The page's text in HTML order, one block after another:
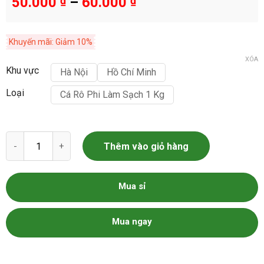
Khuyến mãi: Giảm 10%
Khu vực Hà Nội
Hồ Chí Minh
Loại
Cá Rô Phi Làm Sạch 1 Kg
XÓA
Cá rô phi số lượng
Thêm vào giỏ hàng
Mua sỉ
Mua ngay